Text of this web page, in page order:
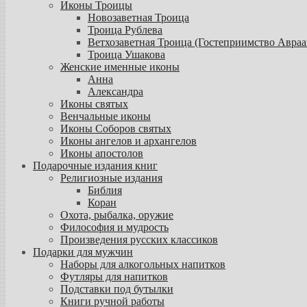
Иконы Троицы
Новозаветная Троица
Троица Рублева
Ветхозаветная Троица (Гостеприимство
Троица Ушакова
Женские именные иконы
Анна
Александра
Иконы святых
Венчальные иконы
Иконы Соборов святых
Иконы ангелов и архангелов
Иконы апостолов
Подарочные издания книг
Религиозные издания
Библия
Коран
Охота, рыбалка, оружие
Философия и мудрость
Произведения русских классиков
Подарки для мужчин
Наборы для алкогольных напитков
Футляры для напитков
Подставки под бутылки
Книги ручной работы